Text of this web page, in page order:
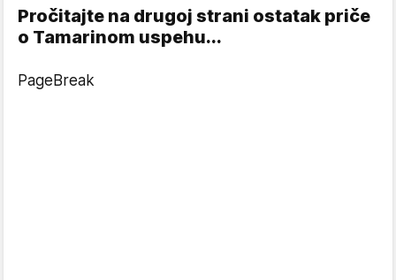
Pročitajte na drugoj strani ostatak priče
o Tamarinom uspehu...
PageBreak